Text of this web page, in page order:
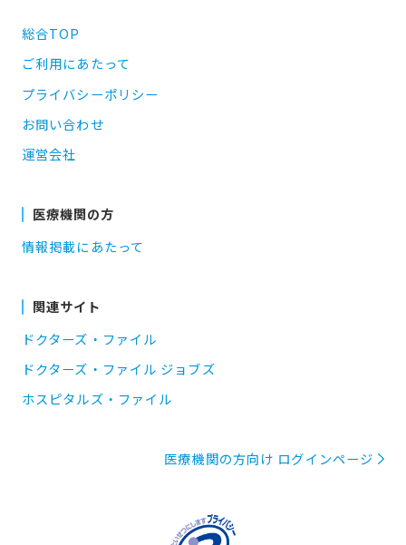
総合TOP
ご利用にあたって
プライバシーポリシー
お問い合わせ
運営会社
医療機関の方
情報掲載にあたって
関連サイト
ドクターズ・ファイル
ドクターズ・ファイル ジョブズ
ホスピタルズ・ファイル
医療機関の方向け ログインページ